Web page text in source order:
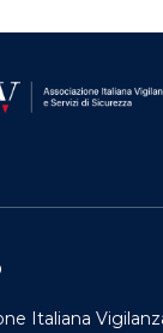
Italiana